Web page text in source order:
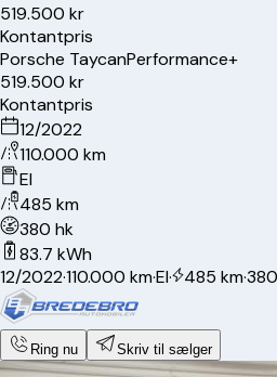
519.500 kr
Kontantpris
Porsche TaycanPerformance+
519.500 kr
Kontantpris
12/2022
110.000 km
El
485 km
380 hk
83.7 kWh
12/2022·110.000 km·El· 485 km·
Ring nu Skriv til sælger